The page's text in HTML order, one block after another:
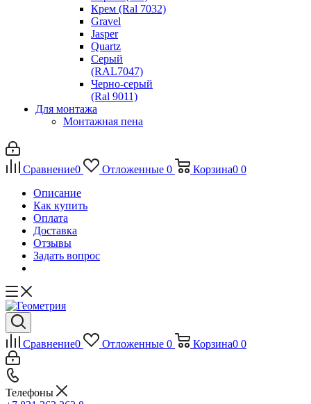
Крем (Ral 7032)
Gravel
Jasper
Quartz
Серый
(RAL7047)
Черно-серый
(Ral 9011)
Для монтажа
Монтажная пена
Сравнение0 Отложенные 0 Корзина0 0
Описание
Как купить
Оплата
Доставка
Отзывы
Задать вопрос
Сравнение0 Отложенные 0 Корзина0 0
Телефоны